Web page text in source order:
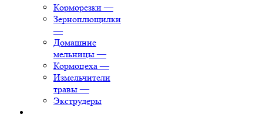
Корморезки —
Зерноплющилки
—
Домашние
мельницы —
Кормоцеха —
Измельчители
травы —
Экструдеры